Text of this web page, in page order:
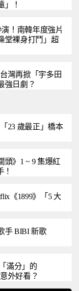
」！
！南韓年度強片
堂裸身打鬥」超
灣再掀「宇多田
強日劇？
23 歲最正」橋本
頭》1 ~ 9 集爆紅
《1899》「5 大
手 BIBI 新歌
滿分」的
外好看？